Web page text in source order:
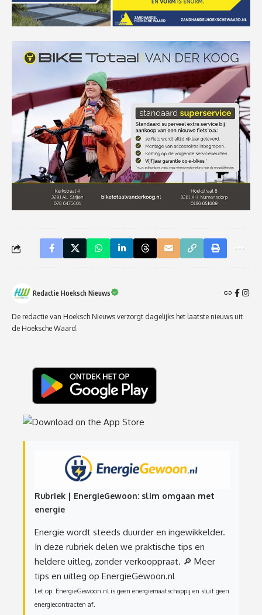
Redactie Hoeksch Nieuws
De redactie van Hoeksch Nieuws verzorgt dagelijks het laatste nieuws uit
de Hoeksche Waard.
Rubriek | EnergieGewoon: slim omgaan met
energie
Energie wordt steeds duurder en ingewikkelder.
In deze rubriek delen we praktische tips en
heldere uitleg, zonder verkooppraat. 🔎 Meer
tips en uitleg op EnergieGewoon.nl
Let op: EnergieGewoon.nl is geen energiemaatschappij en sluit geen
energiecontracten af.